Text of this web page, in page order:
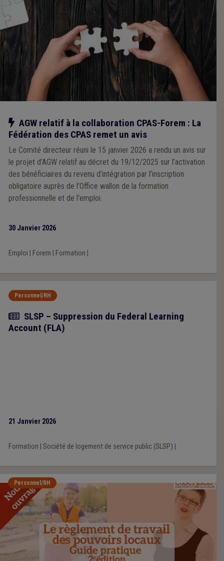
Notre action
AGW relatif à la collaboration CPAS-Forem : La
Fédération des CPAS remet un avis
Le Comité directeur réuni le 15 janvier 2026 a rendu un avis sur
le projet d’AGW relatif au décret du 19/12/2025 sur l’activation
des bénéficiaires du revenu d’intégration par l’inscription
obligatoire auprès de l’Office wallon de la formation
professionnelle et de l'emploi.
30 Janvier 2026
Emploi Forem Formation
Personnel/RH
Actualité
SLSP – Suppression du Federal Learning
Account (FLA)
21 Janvier 2026
Formation Société de logement de service public (SLSP)
Personnel/RH